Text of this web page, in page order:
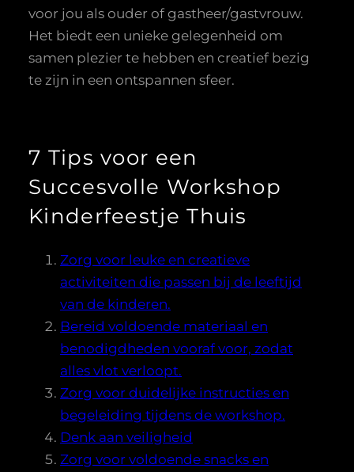
voor jou als ouder of gastheer/gastvrouw.
Het biedt een unieke gelegenheid om
samen plezier te hebben en creatief bezig
te zijn in een ontspannen sfeer.
7 Tips voor een
Succesvolle Workshop
Kinderfeestje Thuis
Zorg voor leuke en creatieve
activiteiten die passen bij de leeftijd
van de kinderen.
Bereid voldoende materiaal en
benodigdheden vooraf voor, zodat
alles vlot verloopt.
Zorg voor duidelijke instructies en
begeleiding tijdens de workshop.
Denk aan veiligheid
Zorg voor voldoende snacks en